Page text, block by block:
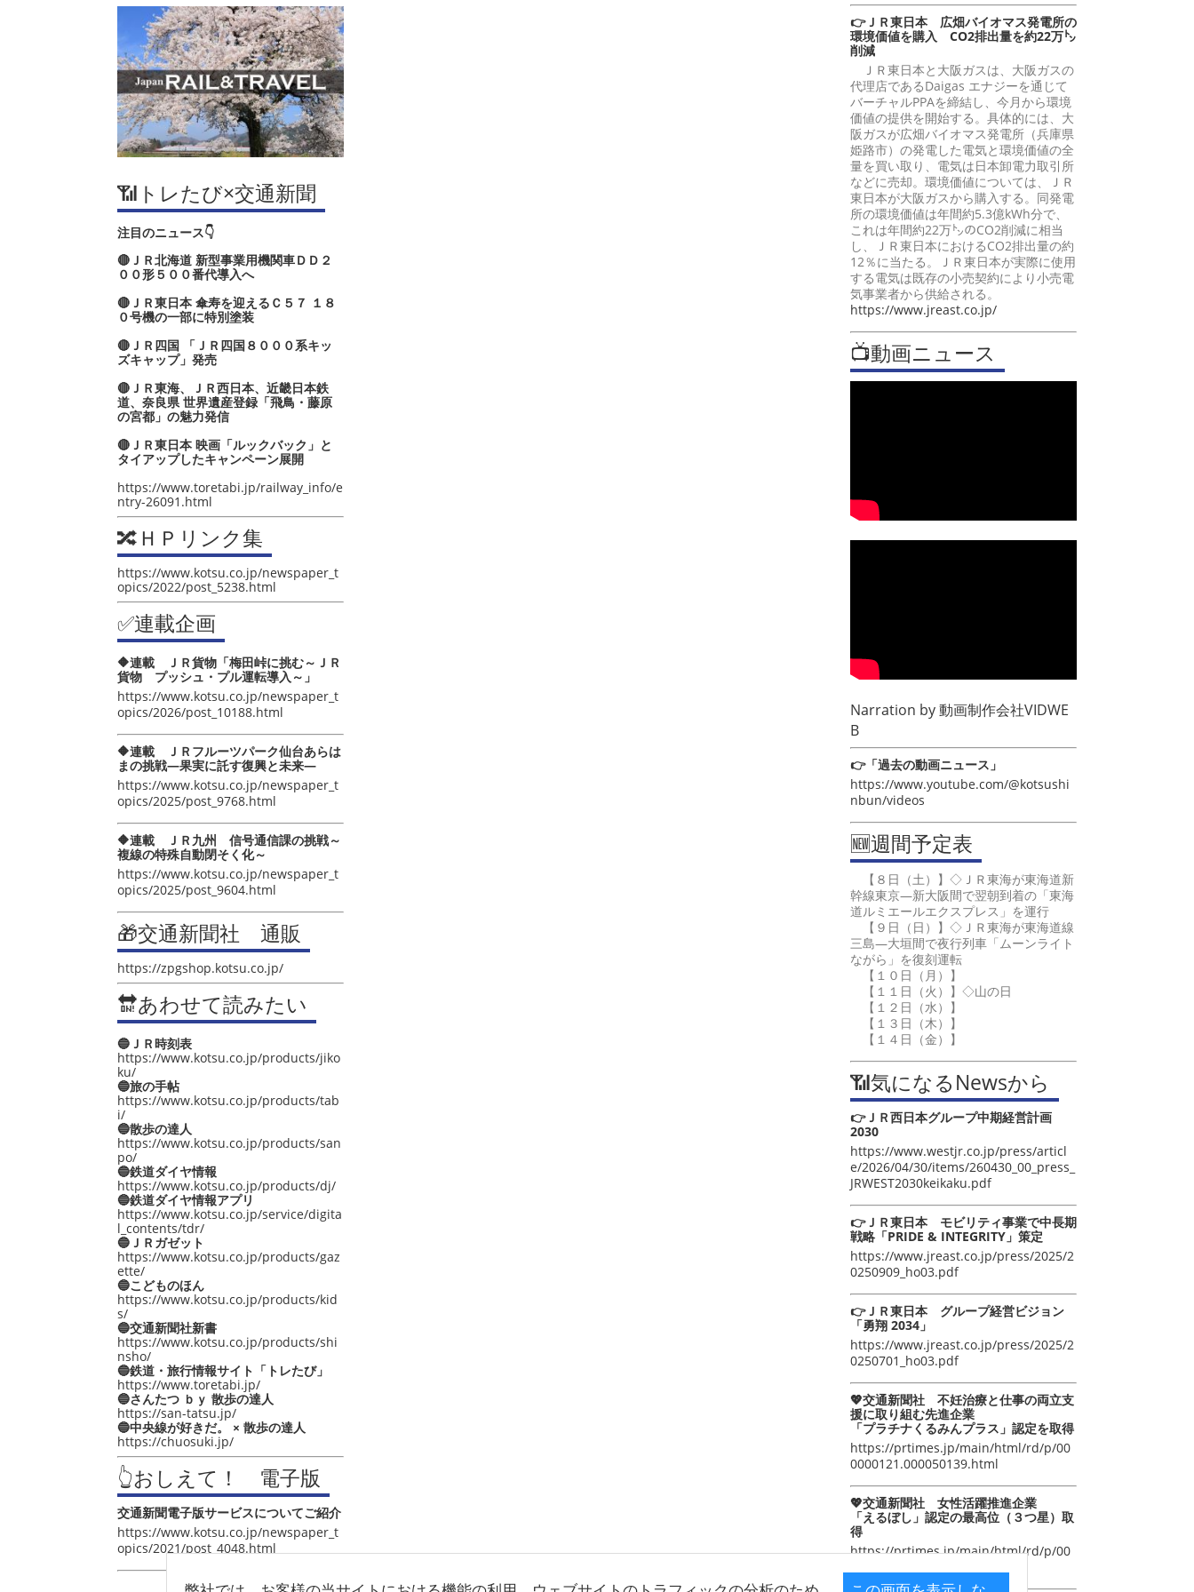
📶トレたび×交通新聞
注目のニュース👇
🔴ＪＲ北海道 新型事業用機関車ＤＤ２
００形５００番代導入へ
🔴ＪＲ東日本 傘寿を迎えるＣ５７ １８
０号機の一部に特別塗装
🔴ＪＲ四国 「ＪＲ四国８０００系キッ
ズキャップ」発売
🔴ＪＲ東海、ＪＲ西日本、近畿日本鉄
道、奈良県 世界遺産登録「飛鳥・藤原
の宮都」の魅力発信
🔴ＪＲ東日本 映画「ルックバック」と
タイアップしたキャンペーン展開
https://www.toretabi.jp/railway_info/e
ntry-26091.html
🔀ＨＰリンク集
https://www.kotsu.co.jp/newspaper_t
opics/2022/post_5238.html
✅連載企画
🔶連載 ＪＲ貨物「梅田峠に挑む～ＪＲ
貨物 プッシュ・プル運転導入～」
https://www.kotsu.co.jp/newspaper_t
opics/2026/post_10188.html
🔶連載 ＪＲフルーツパーク仙台あらは
まの挑戦―果実に託す復興と未来―
https://www.kotsu.co.jp/newspaper_t
opics/2025/post_9768.html
🔶連載 ＪＲ九州 信号通信課の挑戦～
複線の特殊自動閉そく化～
https://www.kotsu.co.jp/newspaper_t
opics/2025/post_9604.html
🎁交通新聞社 通販
https://zpgshop.kotsu.co.jp/
🔛あわせて読みたい
🔵ＪＲ時刻表
https://www.kotsu.co.jp/products/jiko
ku/
🔵旅の手帖
https://www.kotsu.co.jp/products/tab
i/
🔵散歩の達人
https://www.kotsu.co.jp/products/san
po/
🔵鉄道ダイヤ情報
https://www.kotsu.co.jp/products/dj/
🔵鉄道ダイヤ情報アプリ
https://www.kotsu.co.jp/service/digita
l_contents/tdr/
🔵ＪＲガゼット
https://www.kotsu.co.jp/products/gaz
ette/
🔵こどものほん
https://www.kotsu.co.jp/products/kid
s/
🔵交通新聞社新書
https://www.kotsu.co.jp/products/shi
nsho/
🔵鉄道・旅行情報サイト「トレたび」
https://www.toretabi.jp/
🔵さんたつ ｂｙ 散歩の達人
https://san-tatsu.jp/
🔵中央線が好きだ。 × 散歩の達人
https://chuosuki.jp/
👆おしえて！ 電子版
交通新聞電子版サービスについてご紹介
https://www.kotsu.co.jp/newspaper_t
opics/2021/post_4048.html
👉ＪＲ東日本 広畑バイオマス発電所の
環境価値を購入 CO2排出量を約22万㌧
削減
ＪＲ東日本と大阪ガスは、大阪ガスの
代理店であるDaigas エナジーを通じて
バーチャルPPAを締結し、今月から環境
価値の提供を開始する。具体的には、大
阪ガスが広畑バイオマス発電所（兵庫県
姫路市）の発電した電気と環境価値の全
量を買い取り、電気は日本卸電力取引所
などに売却。環境価値については、ＪＲ
東日本が大阪ガスから購入する。同発電
所の環境価値は年間約5.3億kWh分で、
これは年間約22万㌧のCO2削減に相当
し、ＪＲ東日本におけるCO2排出量の約
12％に当たる。ＪＲ東日本が実際に使用
する電気は既存の小売契約により小売電
気事業者から供給される。
https://www.jreast.co.jp/
📺動画ニュース
Narration by動画制作会社VIDWE
B
👉「過去の動画ニュース」
https://www.youtube.com/@kotsushi
nbun/videos
🆕週間予定表
【８日（土）】◇ＪＲ東海が東海道新
幹線東京―新大阪間で翌朝到着の「東海
道ルミエールエクスプレス」を運行
【９日（日）】◇ＪＲ東海が東海道線
三島―大垣間で夜行列車「ムーンライト
ながら」を復刻運転
【１０日（月）】
【１１日（火）】◇山の日
【１２日（水）】
【１３日（木）】
【１４日（金）】
📶気になるNewsから
👉ＪＲ西日本グループ中期経営計画
2030
https://www.westjr.co.jp/press/articl
e/2026/04/30/items/260430_00_press_
JRWEST2030keikaku.pdf
👉ＪＲ東日本 モビリティ事業で中長期
戦略「PRIDE & INTEGRITY」策定
https://www.jreast.co.jp/press/2025/2
0250909_ho03.pdf
👉ＪＲ東日本 グループ経営ビジョン
「勇翔 2034」
https://www.jreast.co.jp/press/2025/2
0250701_ho03.pdf
💖交通新聞社 不妊治療と仕事の両立支
援に取り組む先進企業
「プラチナくるみんプラス」認定を取得
https://prtimes.jp/main/html/rd/p/00
0000121.000050139.html
💖交通新聞社 女性活躍推進企業
「えるぼし」認定の最高位（３つ星）取
得
https://prtimes.jp/main/html/rd/p/00